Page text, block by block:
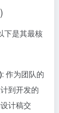
下是其最核
: 作为团队的
到开发的
计稿交